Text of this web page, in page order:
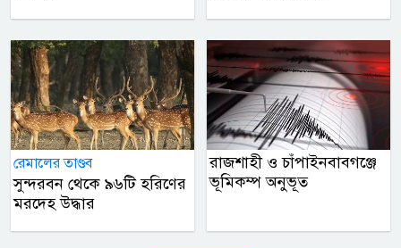
রেমালের তাণ্ডব
সুন্দরবন থেকে ৯৬টি হরিণের
মরদেহ উদ্ধার
রাজশাহী ও চাঁপাইনবাবগঞ্জে
ভূমিকম্প অনুভূত